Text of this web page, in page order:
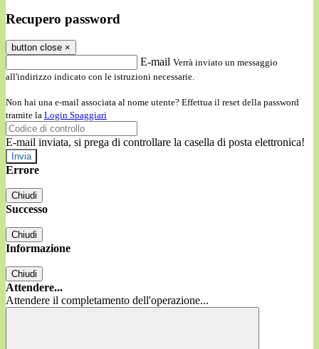
Recupero password
button close ×
E-mail Verrà inviato un messaggio
all'indirizzo indicato con le istruzioni necessarie.
Non hai una e-mail associata al nome utente? Effettua il reset della password
tramite la Login Spaggiari
E-mail inviata, si prega di controllare la casella di posta elettronica!
Errore
Chiudi
Successo
Chiudi
Informazione
Chiudi
Attendere...
Attendere il completamento dell'operazione...